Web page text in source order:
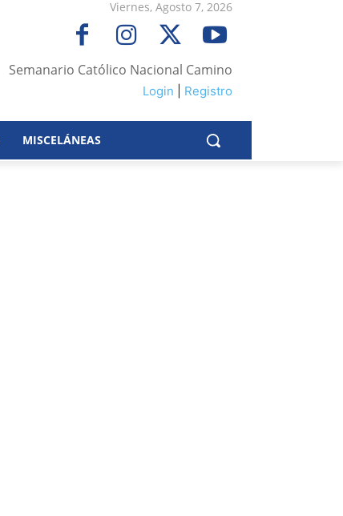
Viernes, Agosto 7, 2026
Semanario Católico Nacional Camino
Login Registro
MISCELÁNEAS